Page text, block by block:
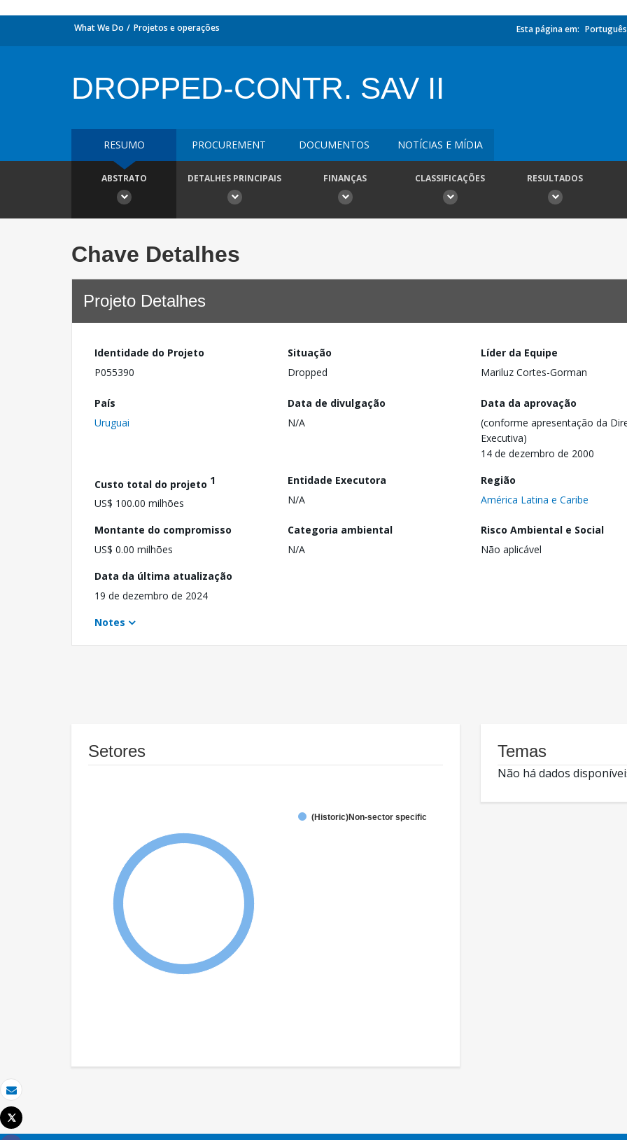
Email
Imprimir
Tweet
What We Do Projetos e operações Esta página em: Português
DROPPED-CONTR. SAV II
RESUMO PROCUREMENT DOCUMENTOS NOTÍCIAS E MÍDIA
ABSTRATO DETALHES PRINCIPAIS FINANÇAS CLASSIFICAÇÕES RESULTADOS
Chave Detalhes
Projeto Detalhes
Identidade do Projeto
P055390
Situação
Dropped
Líder da Equipe
Mariluz Cortes-Gorman
País
Uruguai
Data de divulgação
N/A
Data da aprovação
(conforme apresentação da
Executiva)
14 de dezembro de 2000
Custo total do projeto 1
US$ 100.00 milhões
Entidade Executora
N/A
Região
América Latina e Caribe
Montante do compromisso
US$ 0.00 milhões
Categoria ambiental
N/A
Risco Ambiental e Social
Não aplicável
Data da última atualização
19 de dezembro de 2024
Notes
Setores
(Historic)Non-sector specific
Temas
Não há dados